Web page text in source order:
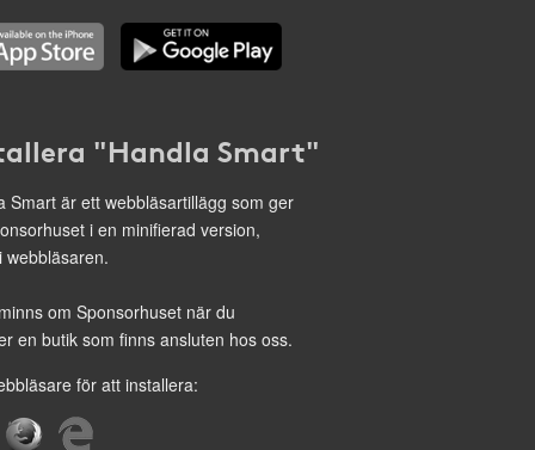
"Handla Smart"
Smart är ett webbläsartillägg som ger
i en minifierad version,
webbläsaren.
om Sponsorhuset när du
en butik som finns ansluten hos oss.
för att installera: